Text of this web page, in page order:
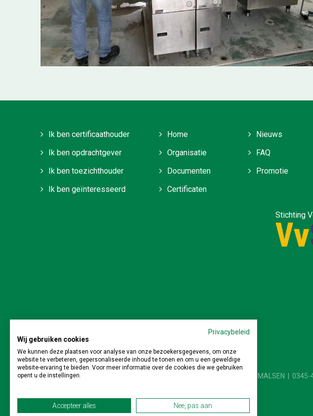
Ik ben certificaathouder
Ik ben opdrachtgever
Ik ben toezichthouder
Ik ben geïnteresseerd
Home
Organisatie
Documenten
Certificaten
Nieuws
FAQ
Promotie
Stichting Veilig en Milieukundig
Stichting Veilig en Milieukundig Slopen | Postbus 64 4190 CB GELDERMALSEN | 0345-
Privacybeleid
Wij gebruiken cookies
We kunnen deze plaatsen voor analyse van onze bezoekersgegevens, om onze
website te verbeteren, gepersonaliseerde inhoud te tonen en om u een geweldige
website-ervaring te bieden. Voor meer informatie over de cookies die we gebruiken
opent u de instellingen.
Accepteer alles Nee, pas aan